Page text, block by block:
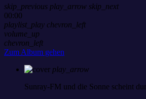
skip_previous play_arrow skip_next
00:00
playlist_play chevron_left
volume_up
chevron_left
Zum Album gehen
play_arrow
Sunray-FM und die Sonne scheint